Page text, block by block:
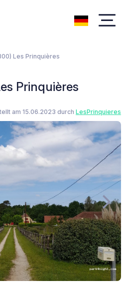
Les Prinquières
Prinquières
am 15.06.2023 durch LesPrinquieres